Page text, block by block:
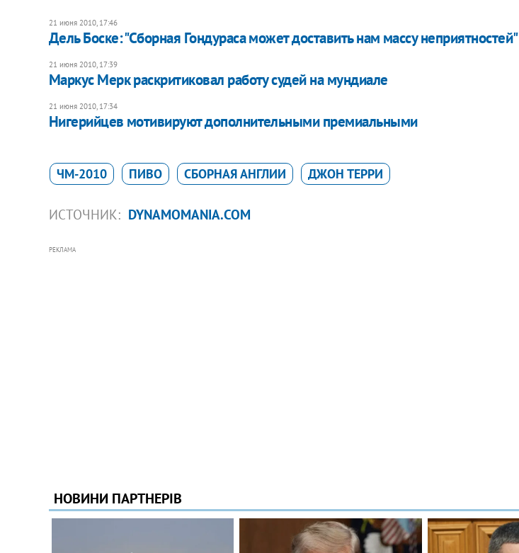
21 июня 2010, 17:46
Дель Боске: "Сборная Гондураса может доставить нам массу неприятностей"
21 июня 2010, 17:39
Маркус Мерк раскритиковал работу судей на мундиале
21 июня 2010, 17:34
Нигерийцев мотивируют дополнительными премиальными
ЧМ-2010 ПИВО СБОРНАЯ АНГЛИИ ДЖОН ТЕРРИ
ИСТОЧНИК: DYNAMOMANIA.COM
РЕКЛАМА